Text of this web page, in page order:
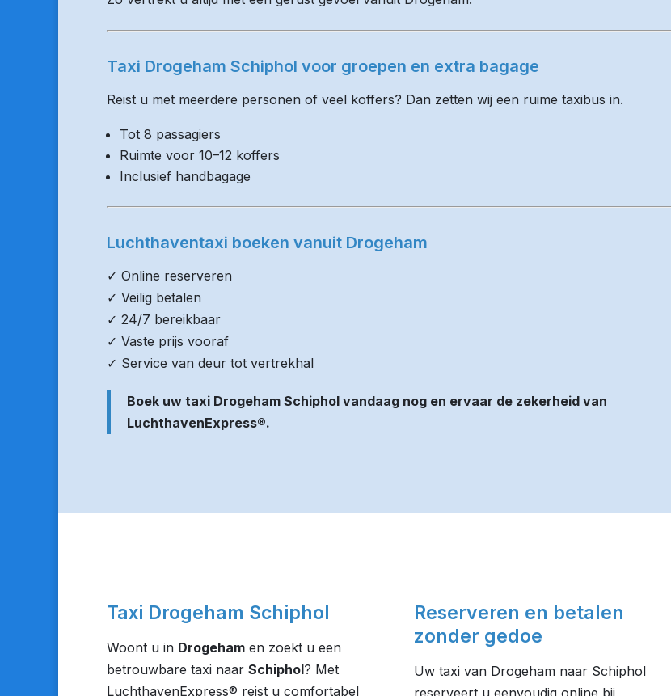
Taxi Drogeham Schiphol voor groepen en extra bagage
Reist u met meerdere personen of veel koffers? Dan zetten wij een ruime taxibus in.
Tot 8 passagiers
Ruimte voor 10–12 koffers
Inclusief handbagage
Luchthaventaxi boeken vanuit Drogeham
✓ Online reserveren
✓ Veilig betalen
✓ 24/7 bereikbaar
✓ Vaste prijs vooraf
✓ Service van deur tot vertrekhal
Boek uw taxi Drogeham Schiphol vandaag nog en ervaar de zekerheid van
LuchthavenExpress®.
Taxi Drogeham Schiphol
Woont u in Drogeham en zoekt u een
betrouwbare taxi naar Schiphol? Met
LuchthavenExpress® reist u comfortabel
Reserveren en betalen
zonder gedoe
Uw taxi van Drogeham naar Schiphol
reserveert u eenvoudig online bij